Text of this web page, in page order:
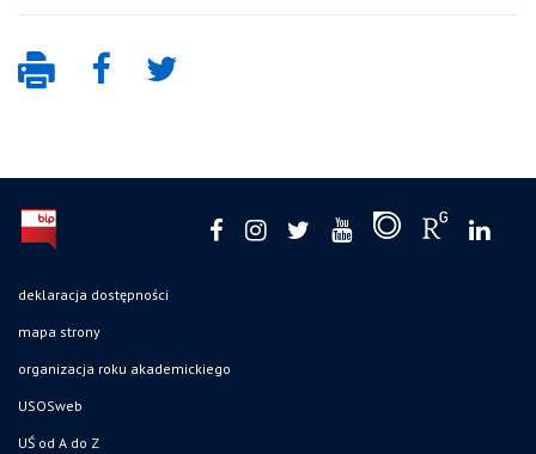
deklaracja dostępności
mapa strony
organizacja roku akademickiego
USOSweb
UŚ od A do Z